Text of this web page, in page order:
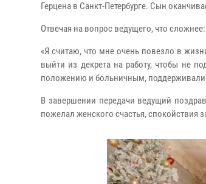
Герцена в Санкт-Петербурге. Сын
Отвечая на вопрос ведущего, что
«Я считаю, что мне очень повезло в
выйти из декрета на работу, чтобы не
положению и больничным, поддерживали
В завершении передачи ведущий
пожелал женского счастья, спокойствия